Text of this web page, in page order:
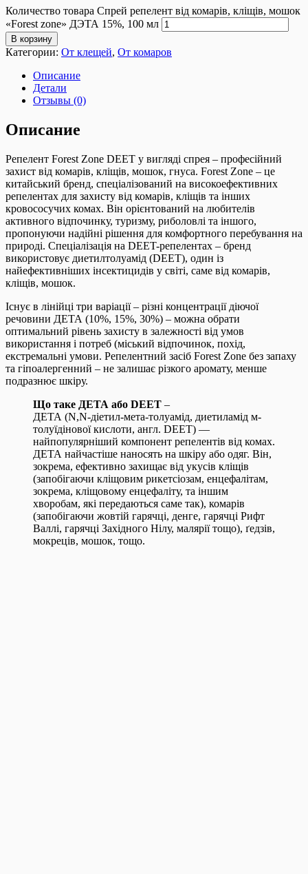
Количество товара Спрей репелент від комарів, кліщів, мошок
«Forest zone» ДЭТА 15%, 100 мл
В корзину
Категории: От клещей, От комаров
Описание
Детали
Отзывы (0)
Описание
Репелент Forest Zone DEET у вигляді спрея – професійний
захист від комарів, кліщів, мошок, гнуса. Forest Zone – це
китайський бренд, спеціалізований на високоефективних
репелентах для захисту від комарів, кліщів та інших
кровососучих комах. Він орієнтований на любителів
активного відпочинку, туризму, риболовлі та іншого,
пропонуючи надійні рішення для комфортного перебування на
природі. Спеціалізація на DEET-репелентах – бренд
використовує диетилтолуамід (DEET), один із
найефективніших інсектицидів у світі, саме від комарів,
кліщів, мошок.
Існує в лінійці три варіації – різні концентрації діючої
речовини ДЕТА (10%, 15%, 30%) – можна обрати
оптимальний рівень захисту в залежності від умов
використання і потреб (міський відпочинок, похід,
екстремальні умови. Репелентний засіб Forest Zone без запаху
та гіпоалергенний – не залишає різкого аромату, менше
подразнює шкіру.
Що таке ДЕТА або DEET –
ДЕТА (N,N-діетил-мета-толуамід, диетиламід м-
толуїдінової кислоти, англ. DEET) —
найпопулярніший компонент репелентів від комах.
ДЕТА найчастіше наносять на шкіру або одяг. Він,
зокрема, ефективно захищає від укусів кліщів
(запобігаючи кліщовим рикетсіозам, енцефалітам,
зокрема, кліщовому енцефаліту, та іншим
хворобам, які передаються саме так), комарів
(запобігаючи жовтій гарячці, денге, гарячці Рифт
Валлі, гарячці Західного Нілу, малярії тощо), ґедзів,
мокреців, мошок, тощо.